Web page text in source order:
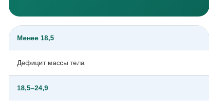
Менее 18,5
Дефицит массы тела
18,5–24,9